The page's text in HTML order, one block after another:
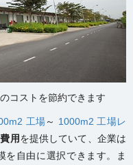
コストを節約できます
工場～ 1000m2 工場レ
用を提供していて、企業は
を自由に選択できます。ま